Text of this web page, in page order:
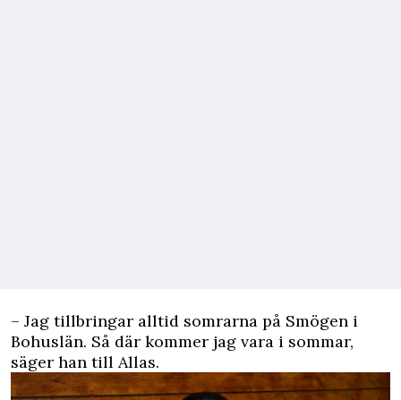
– Jag tillbringar alltid somrarna på Smögen i
Bohuslän. Så där kommer jag vara i sommar,
säger han till Allas.